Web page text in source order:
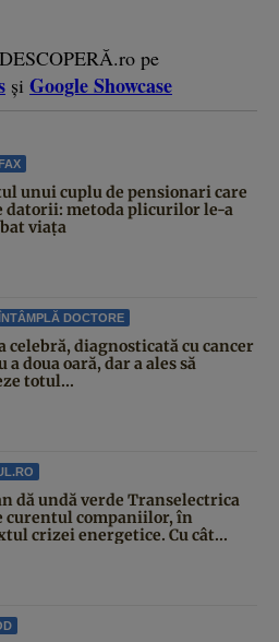
pe
și Google Showcase
unui cuplu de pensionari care
datorii: metoda plicurilor le-a
viața
DOCTORE
celebră, diagnosticată cu cancer
a doua oară, dar a ales să
totul...
dă undă verde Transelectrica
curentul companiilor, în
crizei energetice. Cu cât...